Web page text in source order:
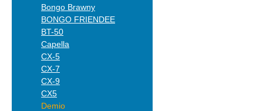
Bongo Brawny
BONGO FRIENDEE
BT-50
Capella
CX-5
CX-7
CX-9
CX5
Demio